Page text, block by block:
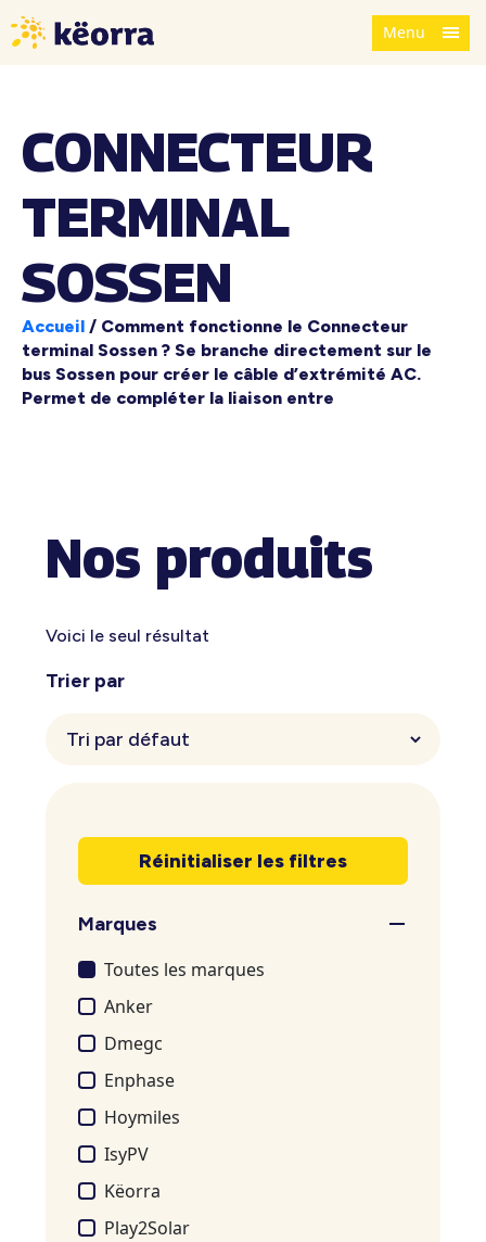
Menu
CONNECTEUR
TERMINAL
SOSSEN
Accueil / Comment fonctionne le Connecteur
terminal Sossen ? Se branche directement sur le
bus Sossen pour créer le câble d’extrémité AC.
Permet de compléter la liaison entre
Nos produits
Voici le seul résultat
Trier par
Réinitialiser les filtres
Marques
Toutes les marques
Anker
Dmegc
Enphase
Hoymiles
IsyPV
Këorra
Play2Solar